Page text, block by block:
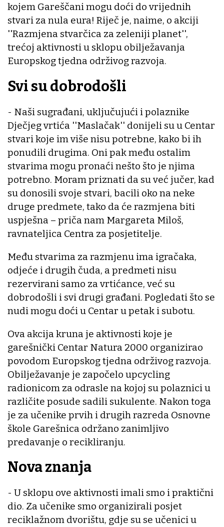
kojem Gareščani mogu doći do vrijednih
stvari za nula eura! Riječ je, naime, o akciji
''Razmjena stvarčica za zeleniji planet'',
trećoj aktivnosti u sklopu obilježavanja
Europskog tjedna održivog razvoja.
Svi su dobrodošli
- Naši sugrađani, uključujući i polaznike
Dječjeg vrtića ''Maslačak'' donijeli su u Centar
stvari koje im više nisu potrebne, kako bi ih
ponudili drugima. Oni pak među ostalim
stvarima mogu pronaći nešto što je njima
potrebno. Moram priznati da su već jučer, kad
su donosili svoje stvari, bacili oko na neke
druge predmete, tako da će razmjena biti
uspješna – priča nam Margareta Miloš,
ravnateljica Centra za posjetitelje.
Među stvarima za razmjenu ima igračaka,
odjeće i drugih čuda, a predmeti nisu
rezervirani samo za vrtićance, već su
dobrodošli i svi drugi građani. Pogledati što se
nudi mogu doći u Centar u petak i subotu.
Ova akcija kruna je aktivnosti koje je
garešnički Centar Natura 2000 organizirao
povodom Europskog tjedna održivog razvoja.
Obilježavanje je započelo upcycling
radionicom za odrasle na kojoj su polaznici u
različite posude sadili sukulente. Nakon toga
je za učenike prvih i drugih razreda Osnovne
škole Garešnica održano zanimljivo
predavanje o recikliranju.
Nova znanja
- U sklopu ove aktivnosti imali smo i praktični
dio. Za učenike smo organizirali posjet
reciklažnom dvorištu, gdje su se učenici u